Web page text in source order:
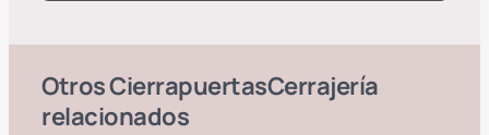
OtrosCierrapuertasCerrajería
relacionados